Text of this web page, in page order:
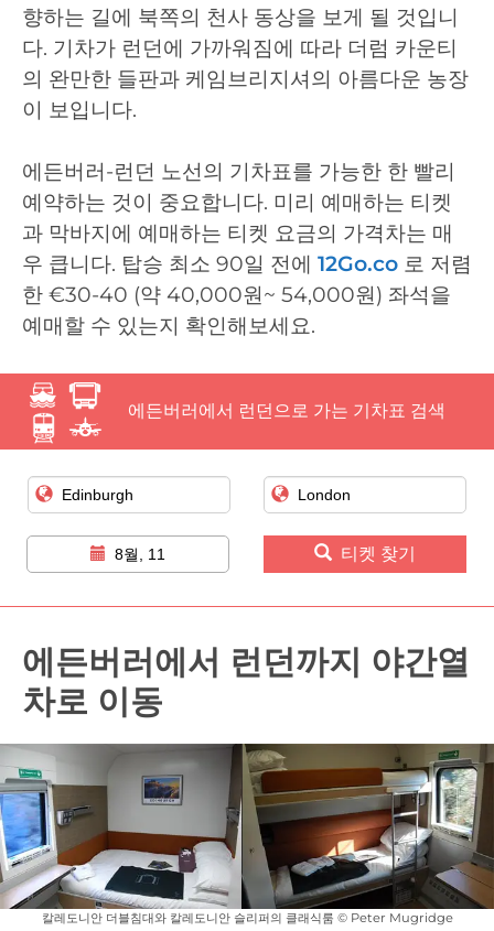
향하는 길에 북쪽의 천사 동상을 보게 될 것입니
다. 기차가 런던에 가까워짐에 따라 더럼 카운티
의 완만한 들판과 케임브리지셔의 아름다운 농장
이 보입니다.
에든버러-런던 노선의 기차표를 가능한 한 빨리
예약하는 것이 중요합니다. 미리 예매하는 티켓
과 막바지에 예매하는 티켓 요금의 가격차는 매
우 큽니다. 탑승 최소 90일 전에 12Go.co 로 저렴
한 €30-40 (약 40,000원~ 54,000원) 좌석을
예매할 수 있는지 확인해보세요.
에든버러에서 런던으로 가는 기차표 검색
8월, 11 티켓 찾기
에든버러에서 런던까지 야간열
차로 이동
칼레도니안 더블침대와 칼레도니안 슬리퍼의 클래식룸 © Peter Mugridge